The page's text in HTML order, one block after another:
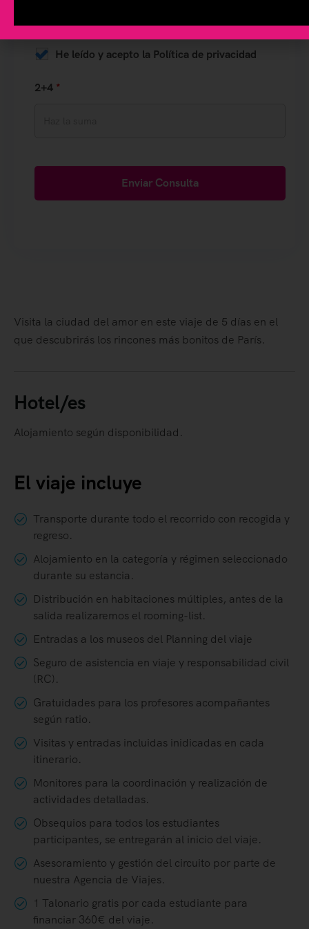
Visita la ciudad del amor en este viaje de 5 días en el
que descubrirás los rincones más bonitos de París.
Hotel/es
Alojamiento según disponibilidad.
El viaje incluye
Transporte durante todo el recorrido con recogida y
regreso.
Alojamiento en la categoría y régimen seleccionado
durante su estancia.
Distribución en habitaciones múltiples, antes de la
salida realizaremos el rooming-list.
Entradas a los museos del Planning del viaje
Seguro de asistencia en viaje y responsabilidad civil
(RC).
Gratuidades para los profesores acompañantes
según ratio.
Visitas y entradas incluidas inidicadas en cada
itinerario.
Monitores para la coordinación y realización de
actividades detalladas.
Obsequios para todos los estudiantes
participantes, se entregarán al inicio del viaje.
Asesoramiento y gestión del circuito por parte de
nuestra Agencia de Viajes.
1 Talonario gratis por cada estudiante para
financiar 360€ del viaje.
He leído y acepto la Política de privacidad
2+4 *